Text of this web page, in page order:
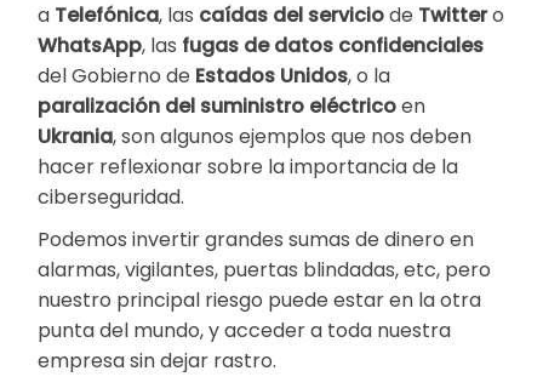
a Telefónica, las caídas del serviciode Twittero
WhatsApp, las fugas de datos confidenciales
del Gobierno de Estados Unidos, o la
paralización del suministro eléctricoen
Ukrania, son algunos ejemplos que nos deben
hacer reflexionar sobre la importancia de la
ciberseguridad.
Podemos invertir grandes sumas de dinero en
alarmas, vigilantes, puertas blindadas, etc, pero
nuestro principal riesgo puede estar en la otra
punta del mundo, y acceder a toda nuestra
empresa sin dejar rastro.